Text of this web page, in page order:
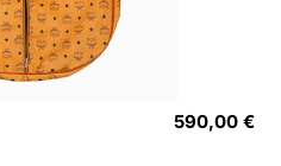
590,00 €